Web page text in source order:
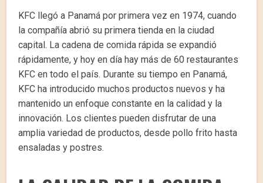
KFC llegó a Panamá por primera vez en 1974, cuando
la compañía abrió su primera tienda en la ciudad
capital. La cadena de comida rápida se expandió
rápidamente, y hoy en día hay más de 60 restaurantes
KFC en todo el país. Durante su tiempo en Panamá,
KFC ha introducido muchos productos nuevos y ha
mantenido un enfoque constante en la calidad y la
innovación. Los clientes pueden disfrutar de una
amplia variedad de productos, desde pollo frito hasta
ensaladas y postres.